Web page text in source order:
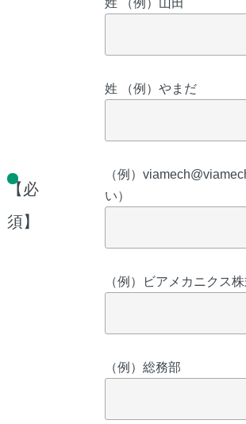
姓 （例）山田
姓 （例）やまだ
【必
須】
（例）
い）
（例）ビアメカニクス
（例）総務部